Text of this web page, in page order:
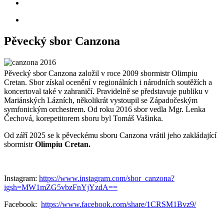
Pěvecký sbor Canzona
Pěvecký sbor Canzona založil v roce 2009 sbormistr Olimpiu
Cretan. Sbor získal ocenění v regionálních i národních soutěžích a
koncertoval také v zahraničí. Pravidelně se představuje publiku v
Mariánských Lázních, několikrát vystoupil se Západočeským
symfonickým orchestrem. Od roku 2016 sbor vedla Mgr. Lenka
Čechová, korepetitorem sboru byl Tomáš Vašinka.
Od září 2025 se k pěveckému sboru Canzona vrátil jeho zakládající
sbormistrOlimpiu Cretan.
Instagram: https://www.instagram.com/sbor_canzona?
igsh=MW1mZG5vbzFnYjYzdA==
Facebook: https://www.facebook.com/share/1CRSM1Bvz9/